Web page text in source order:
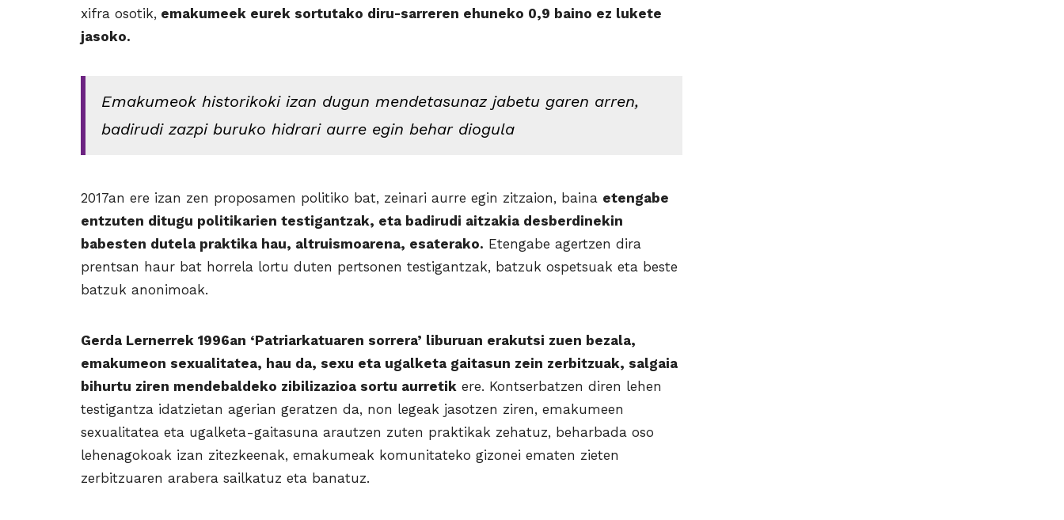
xifra osotik, emakumeek eurek sortutako diru-sarreren ehuneko 0,9 baino ez lukete
jasoko.
Emakumeok historikoki izan dugun mendetasunaz jabetu garen arren,
badirudi zazpi buruko hidrari aurre egin behar diogula
2017an ere izan zen proposamen politiko bat, zeinari aurre egin zitzaion, baina etengabe
entzuten ditugu politikarien testigantzak, eta badirudi aitzakia desberdinekin
babesten dutela praktika hau, altruismoarena, esaterako. Etengabe agertzen dira
prentsan haur bat horrela lortu duten pertsonen testigantzak, batzuk ospetsuak eta beste
batzuk anonimoak.
Gerda Lernerrek 1996an ‘Patriarkatuaren sorrera’ liburuan erakutsi zuen bezala,
emakumeon sexualitatea, hau da, sexu eta ugalketa gaitasun zein zerbitzuak, salgaia
bihurtu ziren mendebaldeko zibilizazioa sortu aurretik ere. Kontserbatzen diren lehen
testigantza idatzietan agerian geratzen da, non legeak jasotzen ziren, emakumeen
sexualitatea eta ugalketa-gaitasuna arautzen zuten praktikak zehatuz, beharbada oso
lehenagokoak izan zitezkeenak, emakumeak komunitateko gizonei ematen zieten
zerbitzuaren arabera sailkatuz eta banatuz.